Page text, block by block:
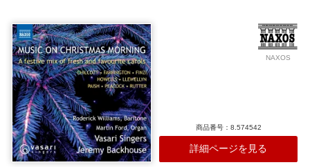
ルの歌唱はどのトラックでも豊かな温もりにあふれ、清廉な荘厳さを
もって曲ごとの特質に合った精緻な解釈をみせるレーゲンスブルク少
年合唱団との相性も抜群。ツィターやシュタイアー式アコーディオン
が加わるナンバーでのトラッド的躍動感もたまりません。 ドイツ各地
の古都のクリスマスマーケットのような賑わいと伝統の確かさに貫か
れた、馥郁と本場の魅力を感じられる1枚です。
収録作曲家：
イスラエル
ウェイド グルーバー コルネリウス
シャイト
シャミナード
シュナーベル ティール
ヌードクヴィスト
J.S.バッハ
ハンマーシュミット
M.プレトリウス
NAXOS
商品番号：8.574542
詳細ページを見る